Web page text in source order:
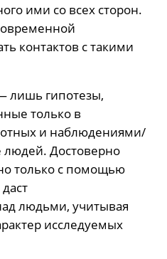
ими со всех сторон.
контактов с такими
лишь гипотезы,
только в
и наблюдениями/
людей. Достоверно
только с помощью
людьми, учитывая
исследуемых